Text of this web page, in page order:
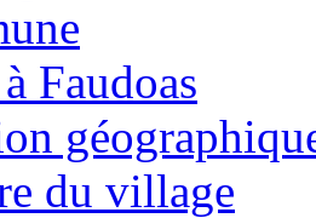
Faudoas
du village